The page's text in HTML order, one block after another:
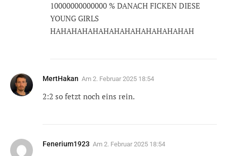
10000000000000 % DANACH FICKEN DIESE
YOUNG GIRLS
HAHAHAHAHAHAHAHAHAHAHAHAHAH
MertHakan Am 2. Februar 2025 18:54
2:2 so fetzt noch eins rein.
Fenerium1923 Am 2. Februar 2025 18:54